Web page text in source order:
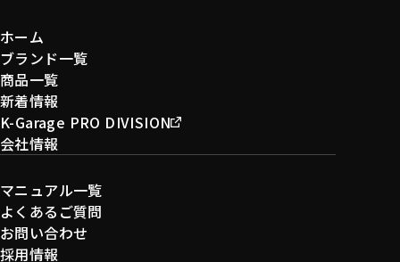
ホーム
ブランド一覧
商品一覧
新着情報
K-Garage PRO DIVISION
会社情報
マニュアル一覧
よくあるご質問
お問い合わせ
採用情報